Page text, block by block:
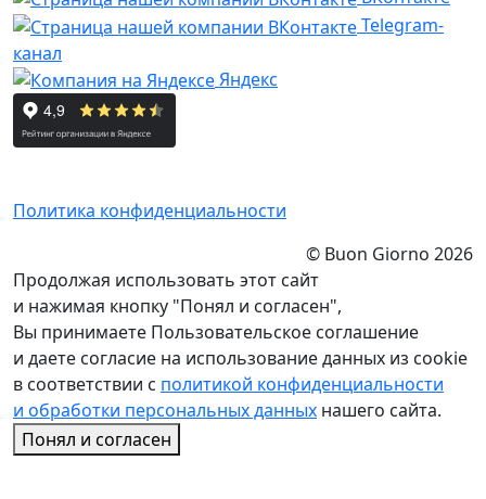
Telegram-
канал
Яндекс
Политика конфиденциальности
© Buon Giorno 2026
Продолжая использовать этот сайт
и нажимая кнопку "Понял и согласен",
Вы принимаете Пользовательское соглашение
и даете согласие на использование данных из cookie
в соответствии с политикой конфиденциальности
и обработки персональных данных нашего сайта.
Понял и согласен